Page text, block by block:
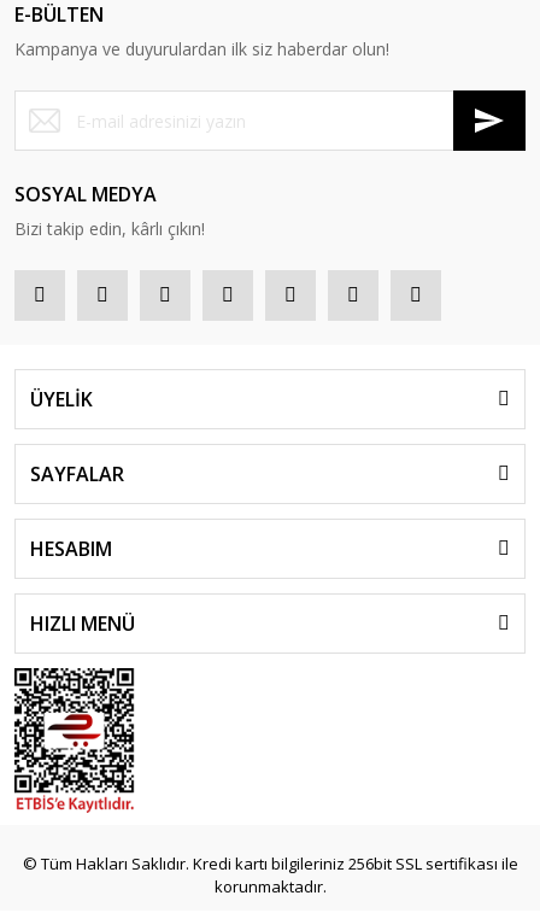
E-BÜLTEN
Kampanya ve duyurulardan ilk siz haberdar olun!
SOSYAL MEDYA
Bizi takip edin, kârlı çıkın!
ÜYELİK
SAYFALAR
HESABIM
HIZLI MENÜ
© Tüm Hakları Saklıdır. Kredi kartı bilgileriniz 256bit SSL sertifikası ile
korunmaktadır.